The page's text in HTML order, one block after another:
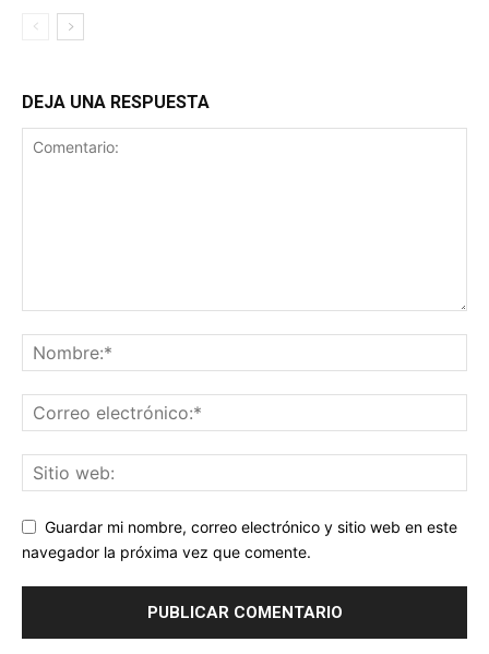
DEJA UNA RESPUESTA
Guardar mi nombre, correo electrónico y sitio web en este
navegador la próxima vez que comente.